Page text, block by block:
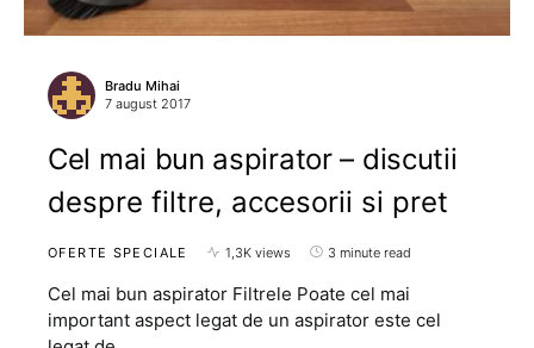
Bradu Mihai
7 august 2017
Cel mai bun aspirator – discutii
despre filtre, accesorii si pret
OFERTE SPECIALE 1,3K views 3 minute read
Cel mai bun aspirator Filtrele Poate cel mai
important aspect legat de un aspirator este cel